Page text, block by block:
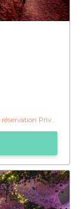
Privateaser